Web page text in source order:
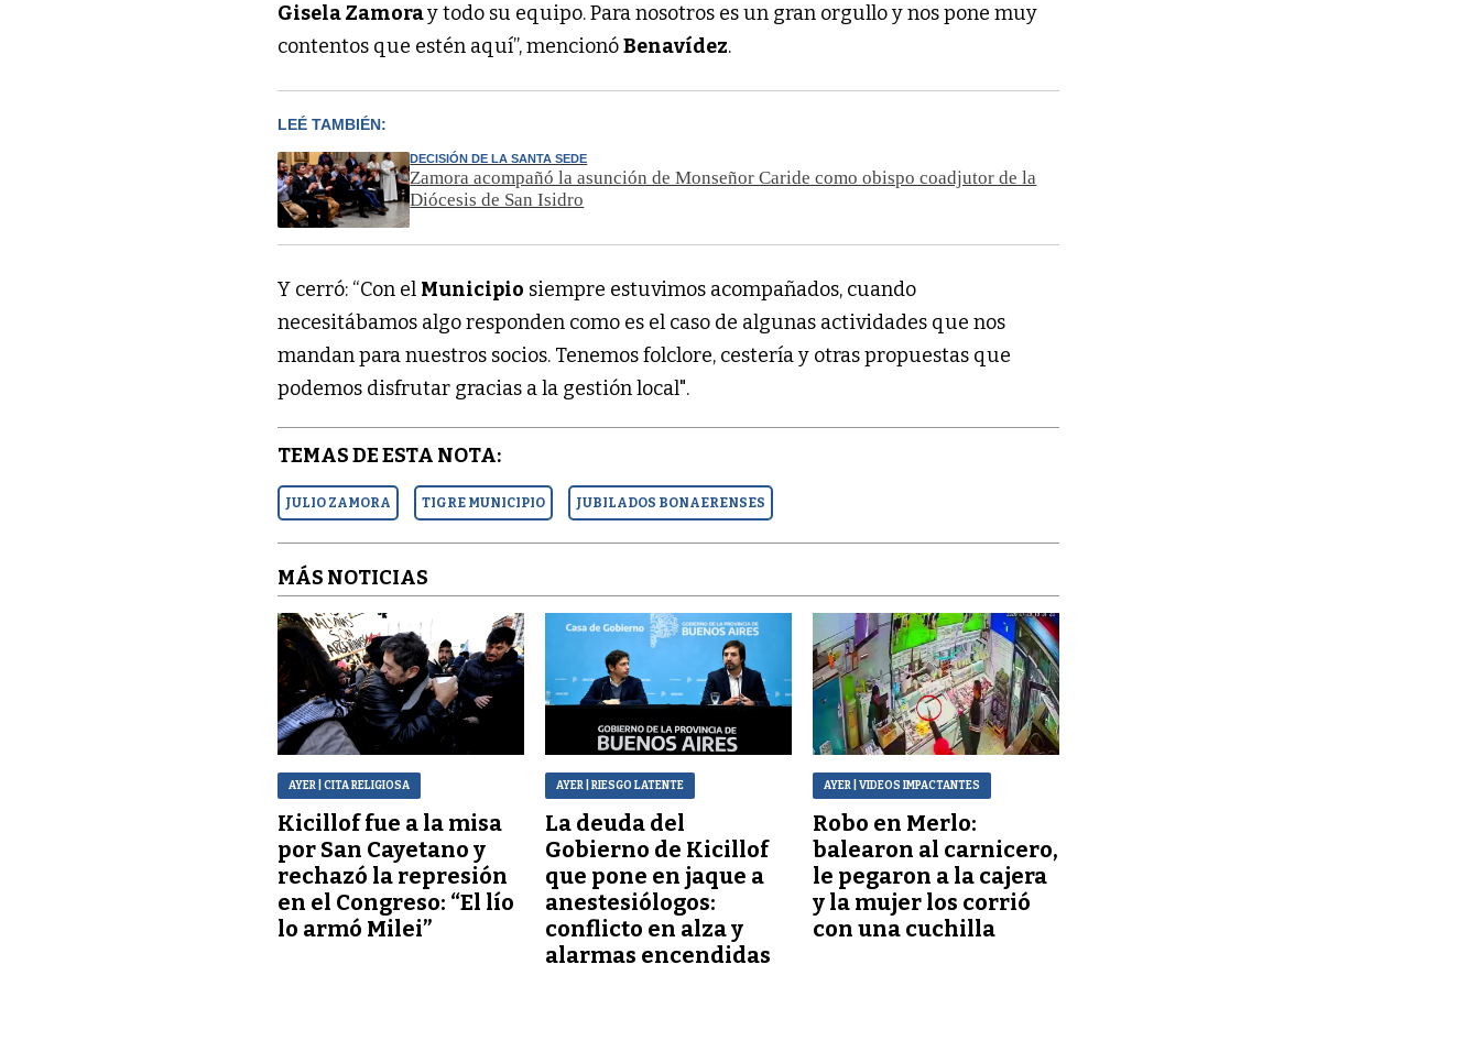
Gisela Zamoray todo su equipo. Para nosotros es un gran orgullo y nos pone muy
contentos que estén aquí”, mencionóBenavídez.
LEÉ TAMBIÉN:
DECISIÓN DE LA SANTA SEDE
Zamora acompañó la asunción de Monseñor Caride como obispo coadjutor de la
Diócesis de San Isidro
Y cerró: “Con el Municipio siempre estuvimos acompañados, cuando
necesitábamos algo responden como es el caso de algunas actividades que nos
mandan para nuestros socios. Tenemos folclore, cestería y otras propuestas que
podemos disfrutar gracias a la gestión local".
TEMAS DE ESTA NOTA:
JULIO ZAMORA TIGRE MUNICIPIO JUBILADOS BONAERENSES
MÁS NOTICIAS
AYER | CITA RELIGIOSA
Kicillof fue a la misa
por San Cayetano y
rechazó la represión
en el Congreso: “El lío
lo armó Milei”
AYER | RIESGO LATENTE
La deuda del
Gobierno de Kicillof
que pone en jaque a
anestesiólogos:
conflicto en alza y
alarmas encendidas
AYER | VIDEOS IMPACTANTES
Robo en Merlo:
balearon al carnicero,
le pegaron a la cajera
y la mujer los corrió
con una cuchilla